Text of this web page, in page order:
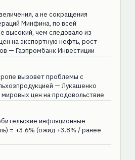
а не сокращения
Минфина, по всей
высокий, чем следовало из
на экспортную нефть, рост
— Газпромбанк Инвестиции
вызовет проблемы с
— Лукашенко
цен на продовольствие
инфляционные
= +3.6% (ожид +3.8% / ранее